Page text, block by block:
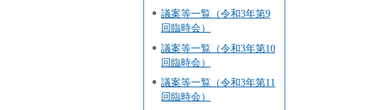
議案等一覧（令和3年第9
回臨時会）
議案等一覧（令和3年第10
回臨時会）
議案等一覧（令和3年第11
回臨時会）